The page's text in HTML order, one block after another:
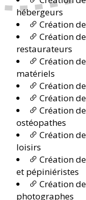
hébergeurs
Création
Création
restaurateurs
Création
matériels
Création
Création
Création
ostéopathes
Création
loisirs
Création
et pépiniéristes
Création
photographes